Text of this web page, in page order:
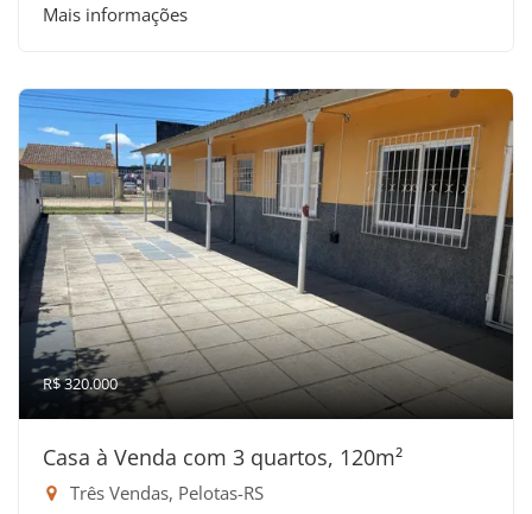
Mais informações
R$ 320.000
Casa à Venda com 3 quartos, 120m²
Três Vendas, Pelotas-RS